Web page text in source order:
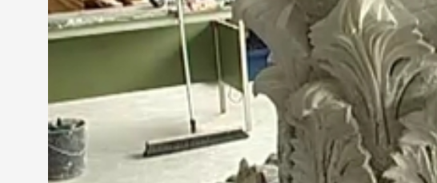
Nem véletlenül vannak raktárban azok az oszlopok sem,
készítették őket egykor római elődeink, hogy örökké hirdessék
anyagban is nyomokat hagyott.
Az új Iseum a tervek szerint ez év őszén nyitja majd meg kapuit.
MEGOSZTÁS